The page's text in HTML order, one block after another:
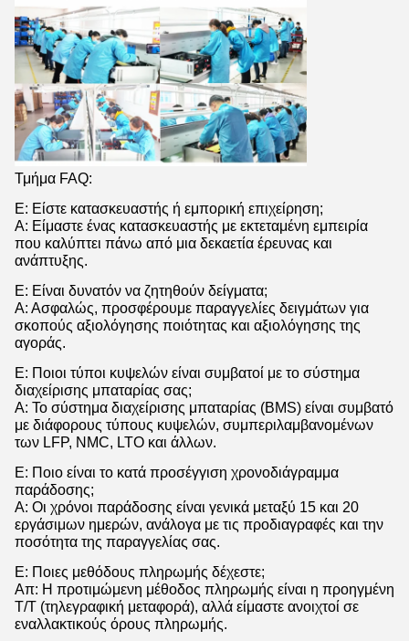
Τμήμα FAQ:
Ε: Είστε κατασκευαστής ή εμπορική επιχείρηση;
Α: Είμαστε ένας κατασκευαστής με εκτεταμένη εμπειρία
που καλύπτει πάνω από μια δεκαετία έρευνας και
ανάπτυξης.
Ε: Είναι δυνατόν να ζητηθούν δείγματα;
Α: Ασφαλώς, προσφέρουμε παραγγελίες δειγμάτων για
σκοπούς αξιολόγησης ποιότητας και αξιολόγησης της
αγοράς.
Ε: Ποιοι τύποι κυψελών είναι συμβατοί με το σύστημα
διαχείρισης μπαταρίας σας;
Α: Το σύστημα διαχείρισης μπαταρίας (BMS) είναι συμβατό
με διάφορους τύπους κυψελών, συμπεριλαμβανομένων
των LFP, NMC, LTO και άλλων.
Ε: Ποιο είναι το κατά προσέγγιση χρονοδιάγραμμα
παράδοσης;
Α: Οι χρόνοι παράδοσης είναι γενικά μεταξύ 15 και 20
εργάσιμων ημερών, ανάλογα με τις προδιαγραφές και την
ποσότητα της παραγγελίας σας.
Ε: Ποιες μεθόδους πληρωμής δέχεστε;
Απ: Η προτιμώμενη μέθοδος πληρωμής είναι η προηγμένη
T/T (τηλεγραφική μεταφορά), αλλά είμαστε ανοιχτοί σε
εναλλακτικούς όρους πληρωμής.